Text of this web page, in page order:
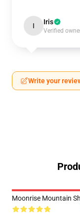
I Iris
Verified
Write your
Moonrise Mountain